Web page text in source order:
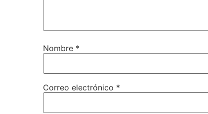
Nombre *
Correo electrónico *